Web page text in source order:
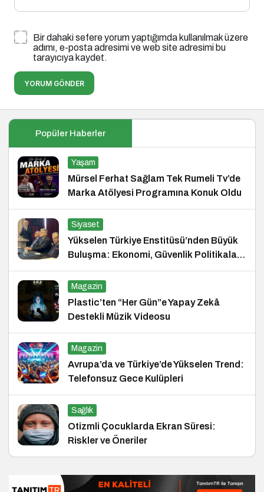
Bir dahaki sefere yorum yaptığımda kullanılmak üzere
adımı, e-posta adresimi ve web site adresimi bu
tarayıcıya kaydet.
YORUM GÖNDER
Popüler Haberler
Yaşam
Mürsel Ferhat Sağlam Tek Rumeli Tv’de
Marka Atölyesi Programına Konuk Oldu
Siyaset
Yükselen Türkiye Enstitüsü’nden Büyük
Buluşma: Ekonomi, Güvenlik Politikaları
ve Hukuk Konferansı
Magazin
Plastic’ten “Her Gün”e Yapay Zekâ
Destekli Müzik Videosu
Magazin
Avrupa’da ve Türkiye’de Yükselen Trend:
Telefonsuz Gece Kulüpleri
Sağlık
Otizmli Çocuklarda Ekran Süresi:
Riskler ve Öneriler